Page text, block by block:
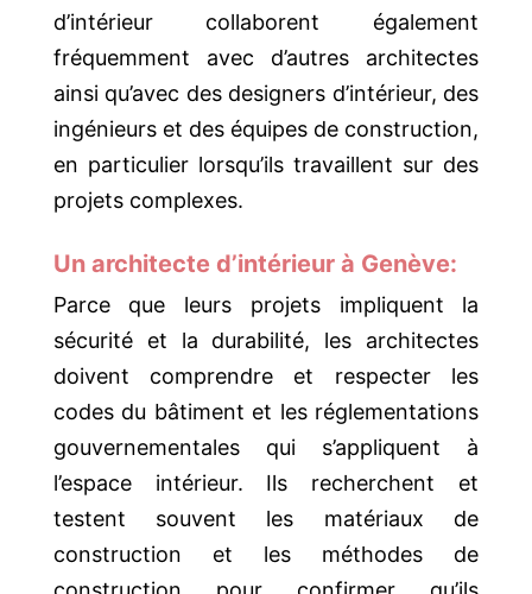
d’intérieur collaborent également
fréquemment avec d’autres architectes
ainsi qu’avec des designers d’intérieur, des
ingénieurs et des équipes de construction,
en particulier lorsqu’ils travaillent sur des
projets complexes.
Un architecte d’intérieur à Genève:
Parce que leurs projets impliquent la
sécurité et la durabilité, les architectes
doivent comprendre et respecter les
codes du bâtiment et les réglementations
gouvernementales qui s’appliquent à
l’espace intérieur. Ils recherchent et
testent souvent les matériaux de
construction et les méthodes de